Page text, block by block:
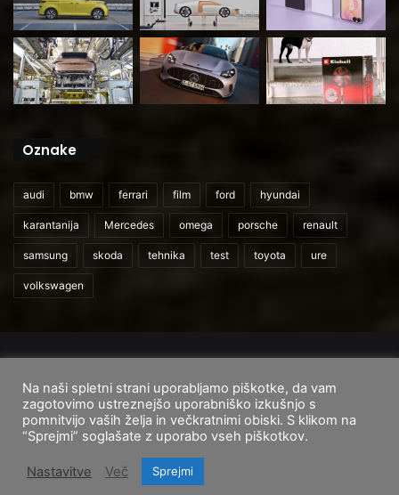
Oznake
audi bmw ferrari film ford hyundai
karantanija Mercedes omega porsche renault
samsung skoda tehnika test toyota ure
volkswagen
Domov
O nas Cenik storitev Pogoji uporabe
FacebookInstagram
TikTok
Na naši spletni strani uporabljamo piškotke, da vam
zagotovimo ustreznejšo uporabniško izkušnjo s
pomnitvijo vaših želja in večkratnimi obiski. S klikom na
“Sprejmi” soglašate z uporabo vseh piškotkov.
Nastavitve Več Sprejmi